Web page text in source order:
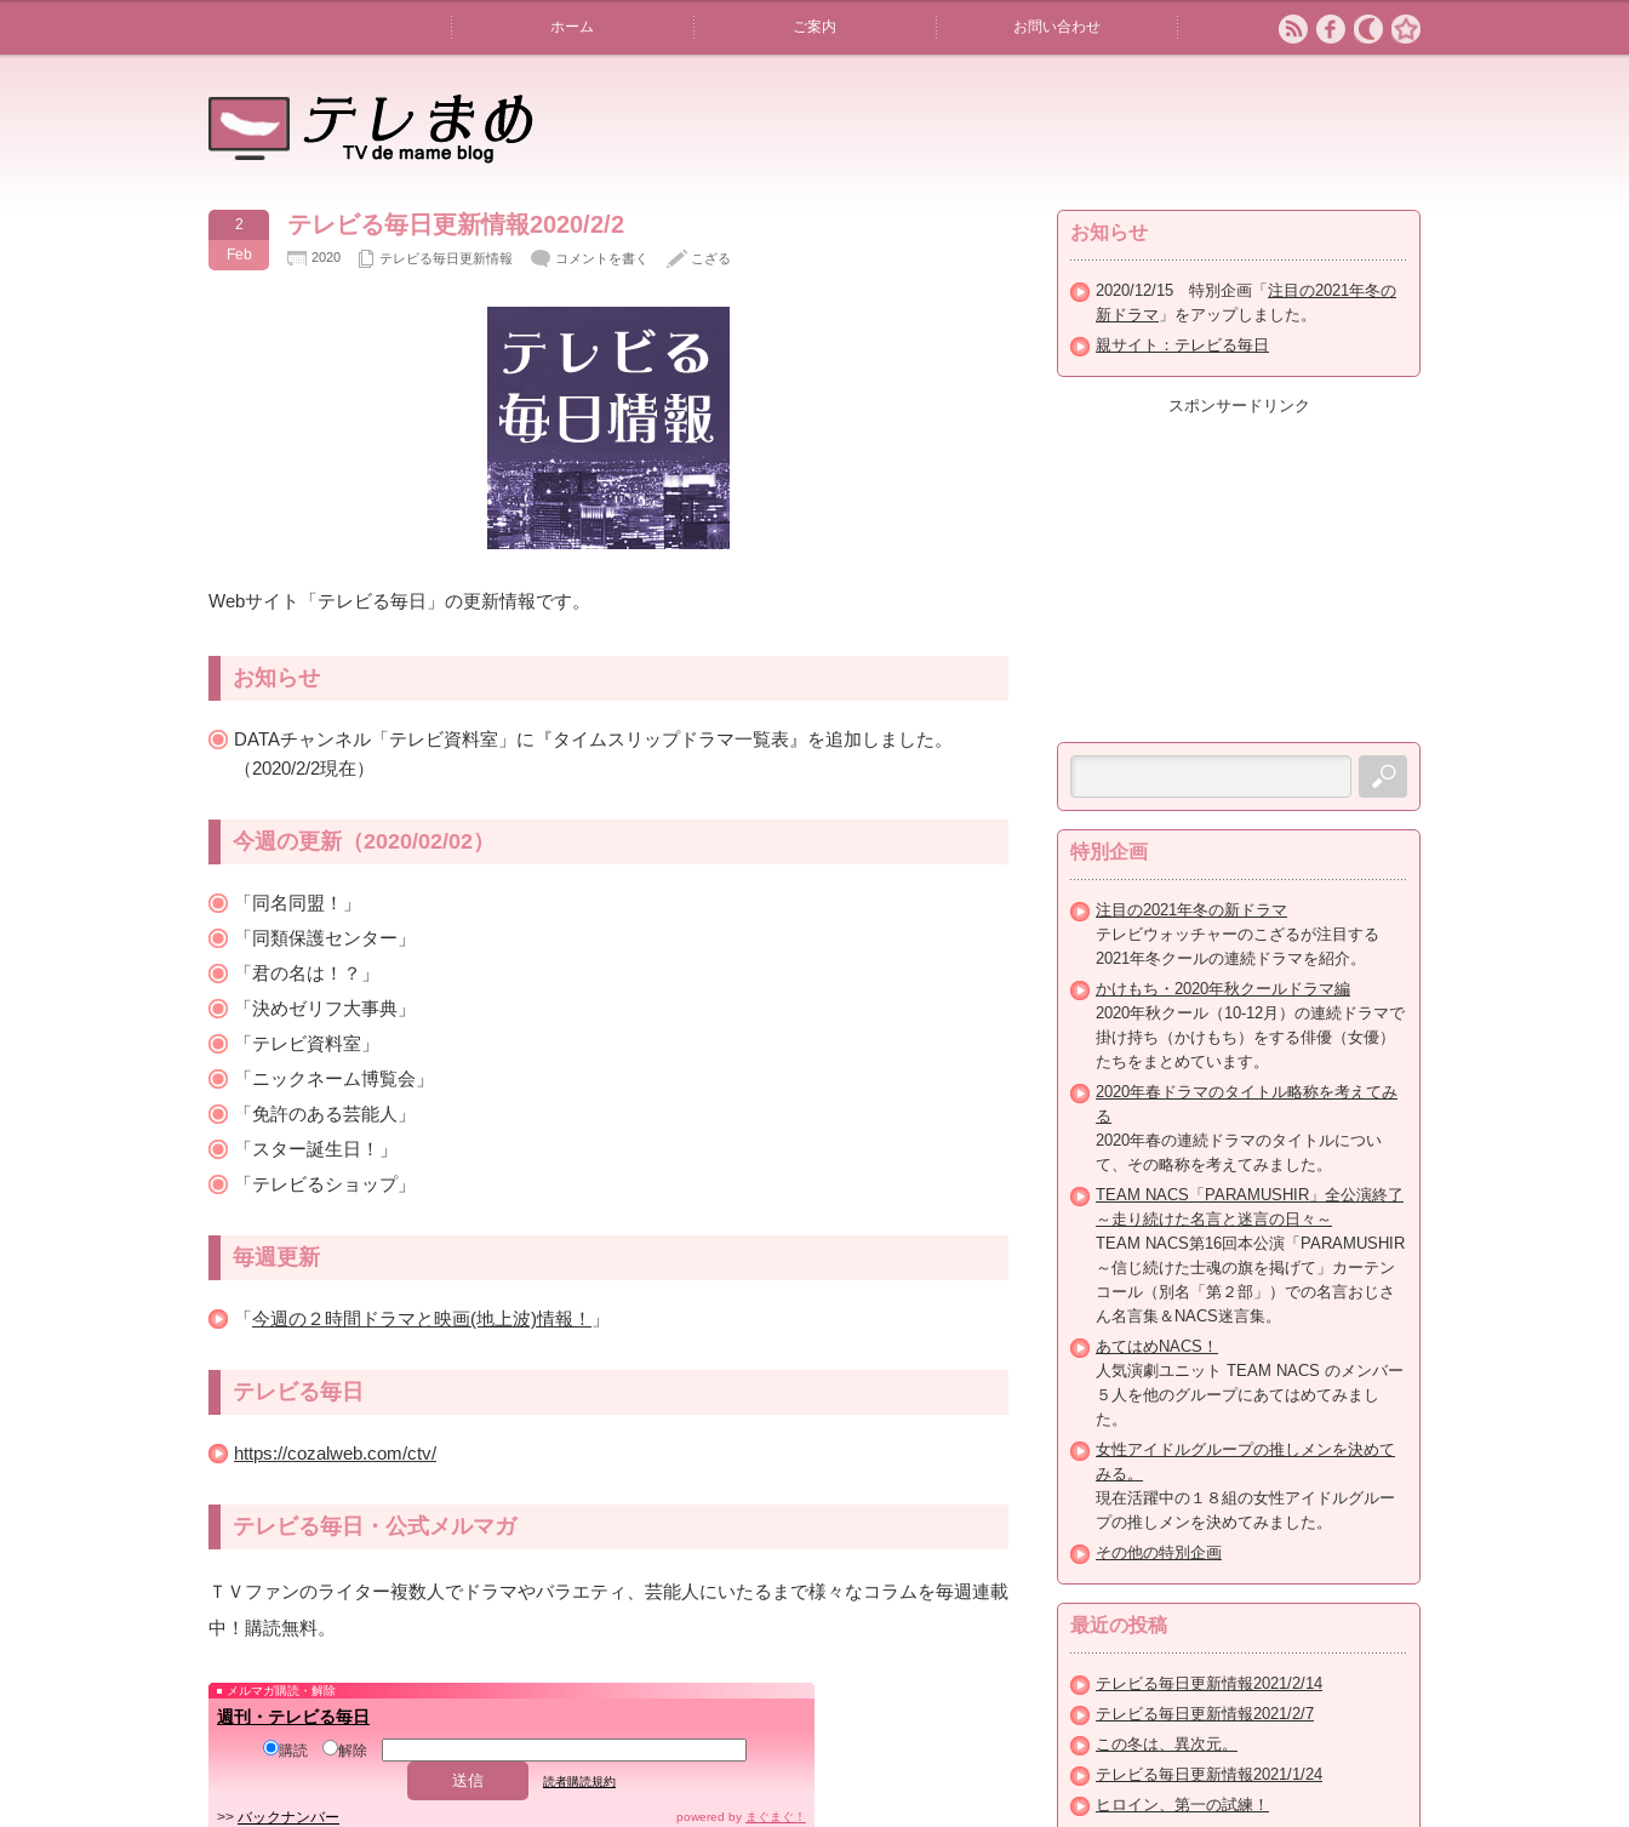
ホーム ご案内 お問い合わせ
2
Feb
テレビる毎日更新情報2020/2/2
2020 テレビる毎日更新情報 コメントを書く こざる
Webサイト「テレビる毎日」の更新情報です。
お知らせ
DATAチャンネル「テレビ資料室」に『タイムスリップドラマ一覧表』を追加しました。
（2020/2/2現在）
今週の更新（2020/02/02）
「同名同盟！」
「同類保護センター」
「君の名は！？」
「決めゼリフ大事典」
「テレビ資料室」
「ニックネーム博覧会」
「免許のある芸能人」
「スター誕生日！」
「テレビるショップ」
毎週更新
「今週の２時間ドラマと映画(地上波)情報！ 」
テレビる毎日
https://cozalweb.com/ctv/
テレビる毎日・公式メルマガ
ＴＶファンのライター複数人でドラマやバラエティ、芸能人にいたるまで様々なコラムを毎週連載
中！購読無料。
メルマガ購読・解除
週刊・テレビる毎日
購読 解除
読者購読規約
>> バックナンバー powered by まぐまぐ！
お知らせ
2020/12/15 特別企画「 注目の2021年冬の
新ドラマ 」をアップしました。
親サイト：テレビる毎日
スポンサードリンク
特別企画
注目の2021年冬の新ドラマ
テレビウォッチャーのこざるが注目する
2021年冬クールの連続ドラマを紹介。
かけもち・2020年秋クールドラマ編
2020年秋クール（10-12月）の連続ドラマで
掛け持ち（かけもち）をする俳優（女優）
たちをまとめています。
2020年春ドラマのタイトル略称を考えてみ
る
2020年春の連続ドラマのタイトルについ
て、その略称を考えてみました。
TEAM NACS「PARAMUSHIR」全公演終了
～走り続けた名言と迷言の日々～
TEAM NACS第16回本公演「PARAMUSHIR
～信じ続けた士魂の旗を掲げて」カーテン
コール（別名「第２部」）での名言おじさ
ん名言集＆NACS迷言集。
あてはめNACS！
人気演劇ユニット TEAM NACS のメンバー
５人を他のグループにあてはめてみまし
た。
女性アイドルグループの推しメンを決めて
みる。
現在活躍中の１８組の女性アイドルグルー
プの推しメンを決めてみました。
その他の特別企画
最近の投稿
テレビる毎日更新情報2021/2/14
テレビる毎日更新情報2021/2/7
この冬は、異次元。
テレビる毎日更新情報2021/1/24
ヒロイン、第一の試練！